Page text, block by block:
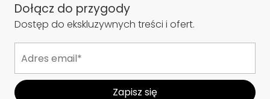
Dołącz do przygody
Dostęp do ekskluzywnych treści i ofert.